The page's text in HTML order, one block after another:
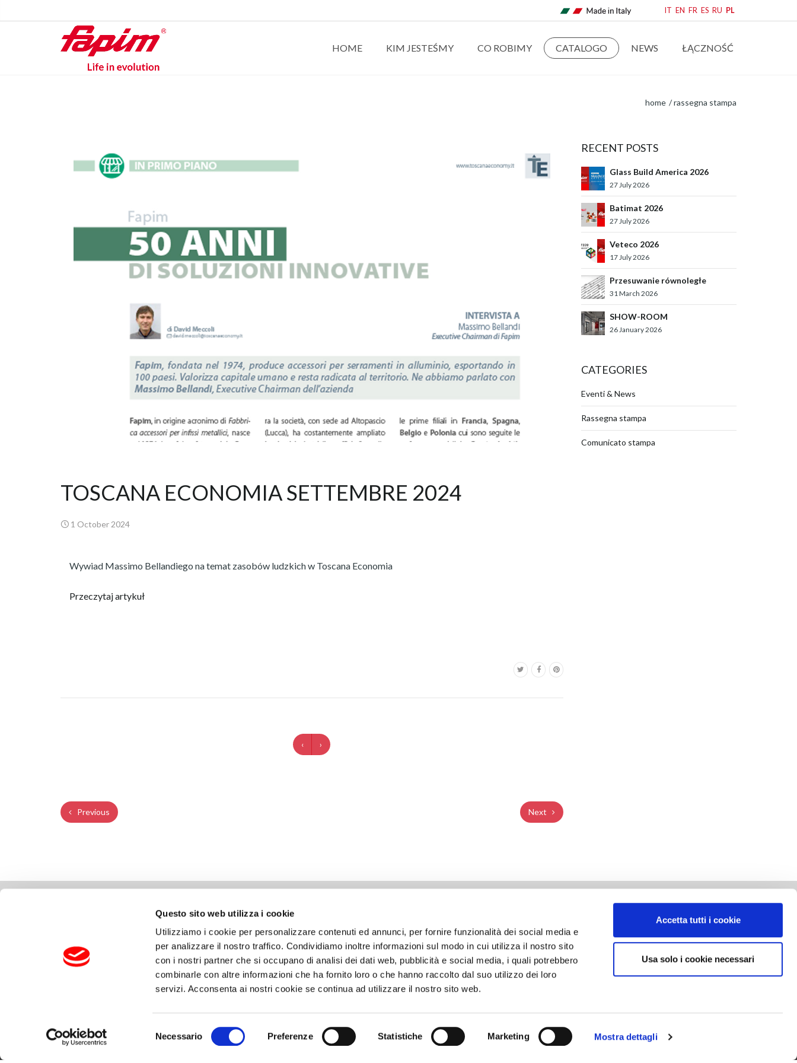
Questo sito web utilizza i cookie
Utilizziamo i cookie per personalizzare contenuti ed annunci, per fornire funzionalità dei social media e
per analizzare il nostro traffico. Condividiamo inoltre informazioni sul modo in cui utilizza il nostro sito
con i nostri partner che si occupano di analisi dei dati web, pubblicità e social media, i quali potrebbero
combinarle con altre informazioni che ha fornito loro o che hanno raccolto dal suo utilizzo dei loro
servizi. Acconsenta ai nostri cookie se continua ad utilizzare il nostro sito web.
del
Necessario Preferenze Statistiche Marketing Mostra dettagli
Accetta tutti i cookie
Usa solo i cookie necessari
IT EN FR ES RU PL
HOME KIM JESTEŚMY CO ROBIMY CATALOGO NEWS ŁĄCZNOŚĆ
home rassegna stampa
TOSCANA ECONOMIA SETTEMBRE 2024
1 October 2024
Wywiad Massimo Bellandiego na temat zasobów ludzkich w Toscana Economia
Przeczytaj artykuł
‹ ›
Previous Next
RECENT POSTS
Glass Build America 2026
27 July 2026
Batimat 2026
27 July 2026
Veteco 2026
17 July 2026
Przesuwanie równoległe
31 March 2026
SHOW-ROOM
26 January 2026
CATEGORIES
Eventi & News
Rassegna stampa
Comunicato stampa
55011 Altopascio – Lucca (IT)
T. +39 0583 2601 F. +39 0583 25291
COMPLIANCE
Prawa autorskie
Prywatność
Polityka wykorzystywania plików cookies
Kodeks Etyki
Whistleblowing
Otwarte pozycje
Spontaniczna aplikacja